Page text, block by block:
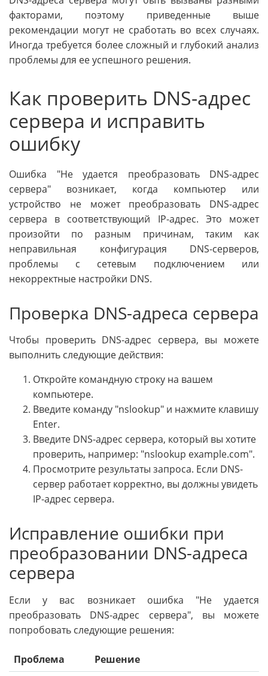
факторами, поэтому приведенные выше
рекомендации могут не сработать во всех случаях.
Иногда требуется более сложный и глубокий анализ
проблемы для ее успешного решения.
Как проверить DNS-адрес
сервера и исправить
ошибку
Ошибка "Не удается преобразовать DNS-адрес
сервера" возникает, когда компьютер или
устройство не может преобразовать DNS-адрес
сервера в соответствующий IP-адрес. Это может
произойти по разным причинам, таким как
неправильная конфигурация DNS-серверов,
проблемы с сетевым подключением или
некорректные настройки DNS.
Проверка DNS-адреса сервера
Чтобы проверить DNS-адрес сервера, вы можете
выполнить следующие действия:
Откройте командную строку на вашем
компьютере.
Введите команду "nslookup" и нажмите клавишу
Enter.
Введите DNS-адрес сервера, который вы хотите
проверить, например: "nslookup example.com".
Просмотрите результаты запроса. Если DNS-
сервер работает корректно, вы должны увидеть
IP-адрес сервера.
Исправление ошибки при
преобразовании DNS-адреса
сервера
Если у вас возникает ошибка "Не удается
преобразовать DNS-адрес сервера", вы можете
попробовать следующие решения:
Проблема
Решение